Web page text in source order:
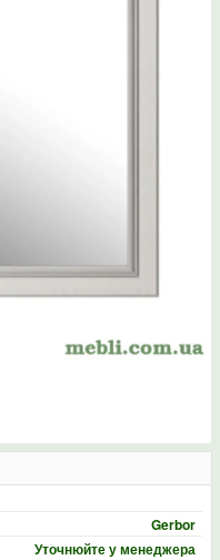
Gerbor
Уточнюйте у менеджера